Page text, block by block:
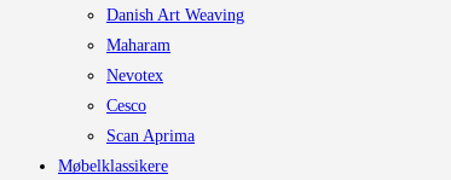
Danish Art Weaving
Maharam
Nevotex
Cesco
Scan Aprima
Møbelklassikere